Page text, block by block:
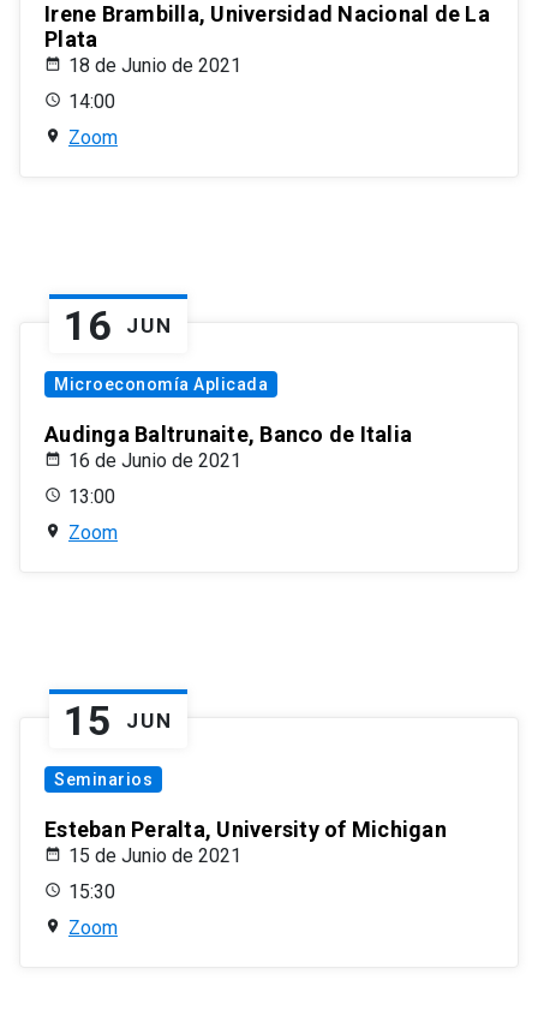
Irene Brambilla, Universidad Nacional de La
Plata
18 de Junio de 2021
14:00
Zoom
16 JUN
Microeconomía Aplicada
Audinga Baltrunaite, Banco de Italia
16 de Junio de 2021
13:00
Zoom
15 JUN
Seminarios
Esteban Peralta, University of Michigan
15 de Junio de 2021
15:30
Zoom